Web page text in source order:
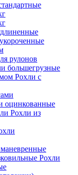
рулонов
большегрузные
Рохли с
оцинкованные
Рохли из
Рохли